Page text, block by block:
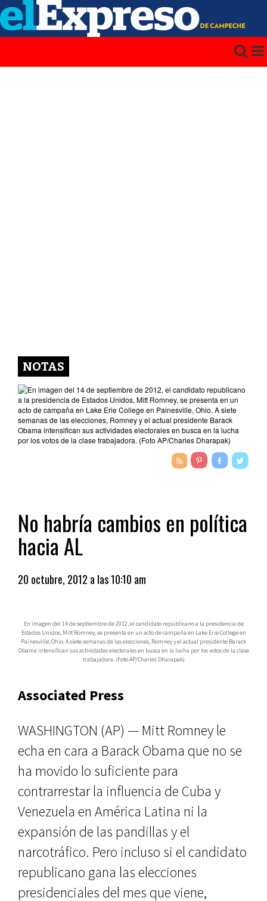
NOTAS
No habría cambios en política
hacia AL
20 octubre, 2012 a las 10:10 am
En imagen del 14 de septiembre de 2012, el candidato republicano a la presidencia de
Estados Unidos, Mitt Romney, se presenta en un acto de campaña en Lake Erie College en
Painesville, Ohio. A siete semanas de las elecciones, Romney y el actual presidente Barack
Obama intensifican sus actividades electorales en busca en la lucha por los votos de la clase
trabajadora. (Foto AP/Charles Dharapak)
Associated Press
WASHINGTON (AP) — Mitt Romney le
echa en cara a Barack Obama que no se
ha movido lo suficiente para
contrarrestar la influencia de Cuba y
Venezuela en América Latina ni la
expansión de las pandillas y el
narcotráfico. Pero incluso si el candidato
republicano gana las elecciones
presidenciales del mes que viene,